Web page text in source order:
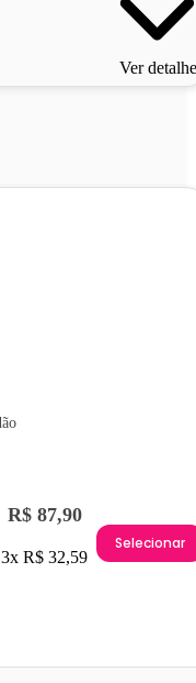
Ver
R$ 87,90
3x R$ 32,59
Selecionar